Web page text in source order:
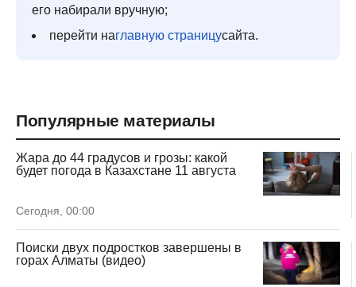
его набирали вручную;
перейти наглавную страницусайта.
Популярные материалы
Жара до 44 градусов и грозы: какой
будет погода в Казахстане 11 августа
Сегодня, 00:00
Поиски двух подростков завершены в
горах Алматы (видео)